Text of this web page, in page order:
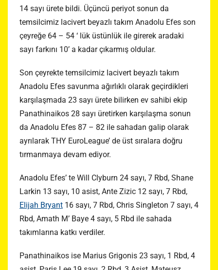
14 sayı ürete bildi. Üçüncü periyot sonun da
temsilcimiz lacivert beyazlı takım Anadolu Efes son
çeyreğe 64 – 54 ‘ lük üstünlük ile girerek aradaki
sayı farkını 10’ a kadar çıkarmış oldular.
Son çeyrekte temsilcimiz lacivert beyazlı takım
Anadolu Efes savunma ağırlıklı olarak geçirdikleri
karşılaşmada 23 sayı ürete bilirken ev sahibi ekip
Panathinaikos 28 sayı üretirken karşılaşma sonun
da Anadolu Efes 87 – 82 ile sahadan galip olarak
ayrılarak THY EuroLeague’ de üst sıralara doğru
tırmanmaya devam ediyor.
Anadolu Efes’ te Will Clyburn 24 sayı, 7 Rbd, Shane
Larkin 13 sayı, 10 asist, Ante Zizic 12 sayı, 7 Rbd,
Elijah Bryant 16 sayı, 7 Rbd, Chris Singleton 7 sayı, 4
Rbd, Amath M’ Baye 4 sayı, 5 Rbd ile sahada
takımlarına katkı verdiler.
Panathinaikos ise Marius Grigonis 23 sayı, 1 Rbd, 4